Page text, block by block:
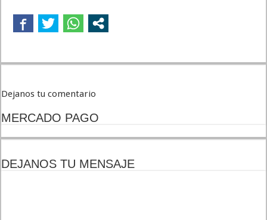
Dejanos tu comentario
MERCADO PAGO
DEJANOS TU MENSAJE